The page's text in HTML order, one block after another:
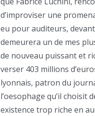
d’improviser une
eu pour auditeurs,
demeurera un de mes
de nouveau puissant et
verser 403 millions
lyonnais, patron du
l’oesophage qu’il choisit
existence trop riche en